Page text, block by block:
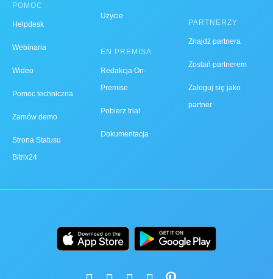
POMOC
Helpdesk
Webinaria
Wideo
Pomoc techniczna
Zamów demo
Strona Statusu
Bitrix24
Użycie
EN PREMISA
Redakcja On-
Premise
Pobierz trial
Dokumentacja
PARTNERZY
Znajdź partnera
Zostań partnerem
Zaloguj się jako
partner